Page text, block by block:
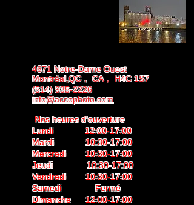
4671 Notre-Dame Ouest
Montréal,QC， CA， H4C 1S7
(514) 935-2226
info@accophoto.com
Nos heures d'ouverture
Lundi 12:00-17:00
Mardi 10:30-17:00
Mercredi 10:30-17:00
Jeudi 10:30-17:00
Vendredi 10:30-17:00
Samedi Fermé
Dimanche 12:00-17:00